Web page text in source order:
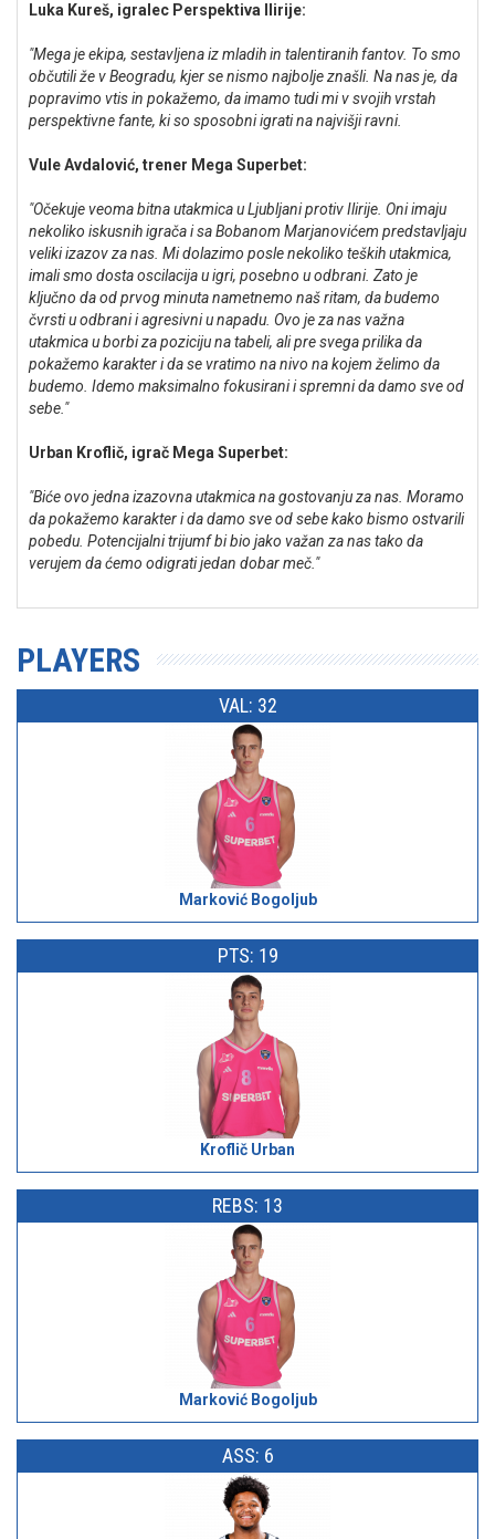
Luka Kureš, igralec Perspektiva Ilirije:
"Mega je ekipa, sestavljena iz mladih in talentiranih fantov. To smo
občutili že v Beogradu, kjer se nismo najbolje znašli. Na nas je, da
popravimo vtis in pokažemo, da imamo tudi mi v svojih vrstah
perspektivne fante, ki so sposobni igrati na najvišji ravni.
Vule Avdalović, trener Mega Superbet:
"Očekuje veoma bitna utakmica u Ljubljani protiv Ilirije. Oni imaju
nekoliko iskusnih igrača i sa Bobanom Marjanovićem predstavljaju
veliki izazov za nas. Mi dolazimo posle nekoliko teških utakmica,
imali smo dosta oscilacija u igri, posebno u odbrani. Zato je
ključno da od prvog minuta nametnemo naš ritam, da budemo
čvrsti u odbrani i agresivni u napadu. Ovo je za nas važna
utakmica u borbi za poziciju na tabeli, ali pre svega prilika da
pokažemo karakter i da se vratimo na nivo na kojem želimo da
budemo. Idemo maksimalno fokusirani i spremni da damo sve od
sebe."
Urban Kroflič, igrač Mega Superbet:
"Biće ovo jedna izazovna utakmica na gostovanju za nas. Moramo
da pokažemo karakter i da damo sve od sebe kako bismo ostvarili
pobedu. Potencijalni trijumf bi bio jako važan za nas tako da
verujem da ćemo odigrati jedan dobar meč."
PLAYERS
VAL: 32
Marković Bogoljub
PTS: 19
Kroflič Urban
REBS: 13
Marković Bogoljub
ASS: 6